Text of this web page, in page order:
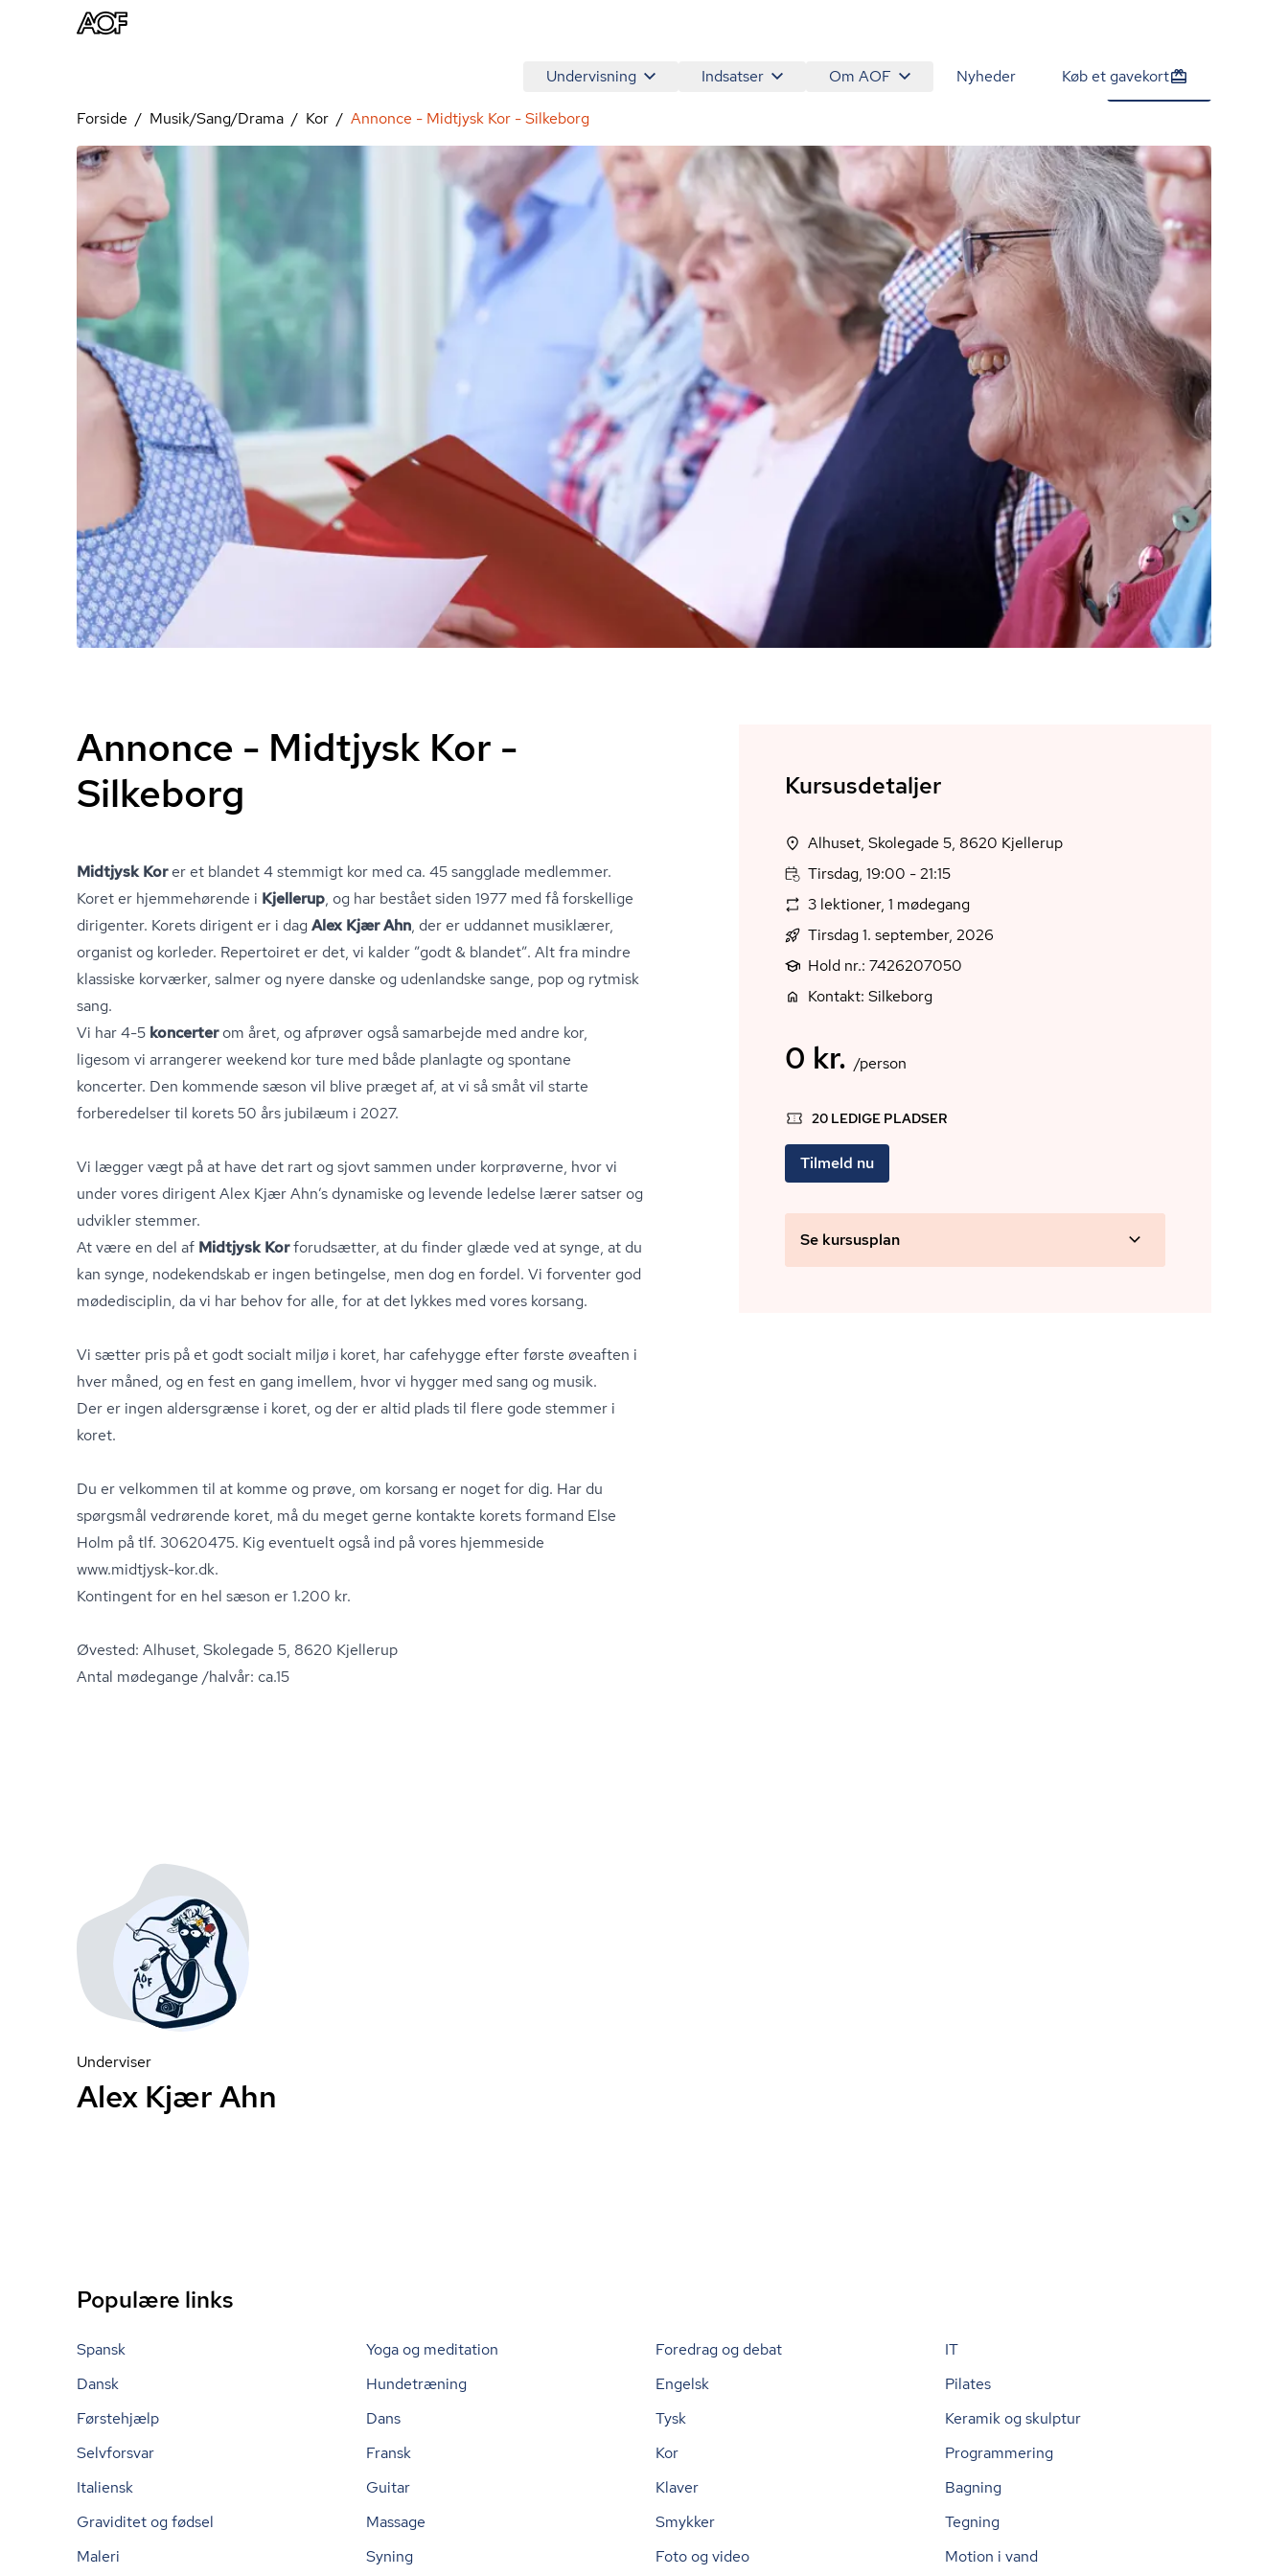
Undervisning Indsatser Om AOF Nyheder Køb et gavekort
Forside Musik/Sang/Drama Kor Annonce - Midtjysk Kor - Silkeborg
0 kr. /person Tilmeld nu
Annonce - Midtjysk Kor -
Silkeborg
Midtjysk Korer et blandet 4 stemmigt kor med ca. 45 sangglade medlemmer.
Koret er hjemmehørende i Kjellerup, og har bestået siden 1977 med få forskellige
dirigenter. Korets dirigent er i dag Alex Kjær Ahn, der er uddannet musiklærer,
organist og korleder. Repertoiret er det, vi kalder ”godt & blandet”. Alt fra mindre
klassiske korværker, salmer og nyere danske og udenlandske sange, pop og rytmisk
sang.
Vi har 4-5 koncerterom året, og afprøver også samarbejde med andre kor,
ligesom vi arrangerer weekend kor ture med både planlagte og spontane
koncerter. Den kommende sæson vil blive præget af, at vi så småt vil starte
forberedelser til korets 50 års jubilæum i 2027.
Vi lægger vægt på at have det rart og sjovt sammen under korprøverne, hvor vi
under vores dirigent Alex Kjær Ahn’s dynamiske og levende ledelse lærer satser og
udvikler stemmer.
At være en del af Midtjysk Korforudsætter, at du finder glæde ved at synge, at du
kan synge, nodekendskab er ingen betingelse, men dog en fordel. Vi forventer god
mødedisciplin, da vi har behov for alle, for at det lykkes med vores korsang.
Vi sætter pris på et godt socialt miljø i koret, har cafehygge efter første øveaften i
hver måned, og en fest en gang imellem, hvor vi hygger med sang og musik.
Der er ingen aldersgrænse i koret, og der er altid plads til flere gode stemmer i
koret.
Du er velkommen til at komme og prøve, om korsang er noget for dig. Har du
spørgsmål vedrørende koret, må du meget gerne kontakte korets formand Else
Holm på tlf. 30620475. Kig eventuelt også ind på vores hjemmeside
www.midtjysk-kor.dk.
Kontingent for en hel sæson er 1.200 kr.
Øvested: Alhuset, Skolegade 5, 8620 Kjellerup
Antal mødegange /halvår: ca.15
Kursusdetaljer
Alhuset, Skolegade 5, 8620 Kjellerup
Tirsdag, 19:00 - 21:15
3 lektioner, 1 mødegang
Tirsdag 1. september, 2026
Hold nr.: 7426207050
Kontakt: Silkeborg
0 kr. /person
20 LEDIGE PLADSER
Tilmeld nu
Se kursusplan
Underviser
Alex Kjær Ahn
Populære links
Spansk Yoga og meditation Foredrag og debat
IT
Dansk
Hundetræning Engelsk
Pilates
Førstehjælp
Dans Tysk
Keramik og skulptur
Selvforsvar
Fransk Kor
Programmering
Italiensk
Guitar Klaver
Bagning
Graviditet og fødsel
Massage Smykker
Tegning
Maleri
Syning Foto og video Motion i vand